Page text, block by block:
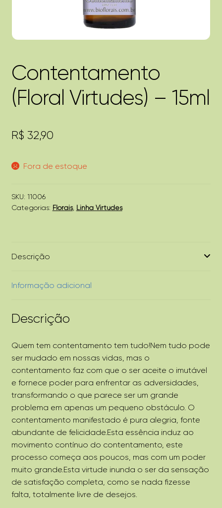
Contentamento
(Floral Virtudes) – 15ml
R$ 32,90
Fora de estoque
SKU: 11006
Categorias: Florais, Linha Virtudes
Descrição
Informação adicional
Descrição
Quem tem contentamento tem tudo!Nem tudo pode
ser mudado em nossas vidas, mas o
contentamento faz com que o ser aceite o imutável
e fornece poder para enfrentar as adversidades,
transformando o que parece ser um grande
problema em apenas um pequeno obstáculo. O
contentamento manifestado é pura alegria, fonte
abundante de felicidade.Esta essência induz ao
movimento contínuo do contentamento, este
processo começa aos poucos, mas com um poder
muito grande.Esta virtude inunda o ser da sensação
de satisfação completa, como se nada fizesse
falta, totalmente livre de desejos.